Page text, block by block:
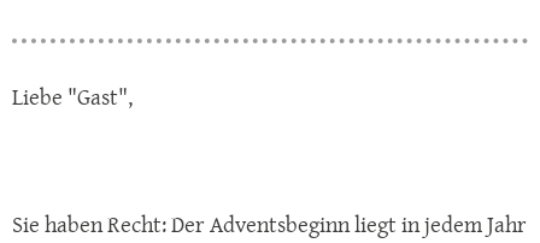
Liebe "Gast",
Sie haben Recht: Der Adventsbeginn liegt in jedem Jahr